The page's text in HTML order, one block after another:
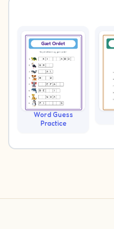
Word Guess
Practice